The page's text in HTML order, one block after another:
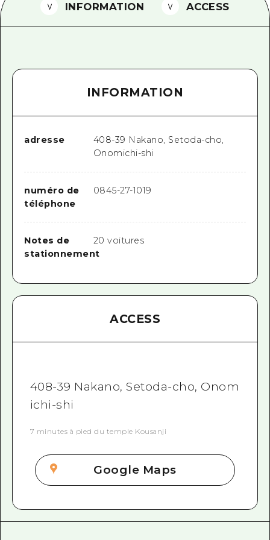
FAQ
Téléchargement de Photos
Informations sur le transport en
Brochure touristique
INFORMATION ACCESS
INFORMATION
adresse
408-39 Nakano, Setoda-cho,
Onomichi-shi
numéro de
téléphone
0845-27-1019
Notes de
stationnement
20 voitures
ACCESS
408-39 Nakano, Setoda-cho, Onom
ichi-shi
7 minutes à pied du temple Kousanji
Google Maps